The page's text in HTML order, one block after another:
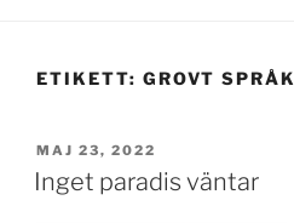
ETIKETT: GROVT SPRÅK
PUBLICERAT
MAJ 23, 2022
Inget paradis väntar